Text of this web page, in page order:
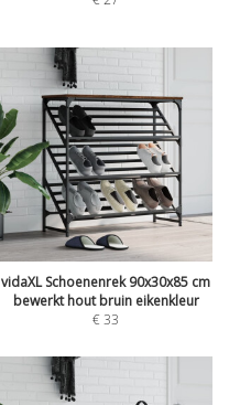
vidaXL Schoenenrek 90x30x85 cm
bewerkt hout bruin eikenkleur
€33